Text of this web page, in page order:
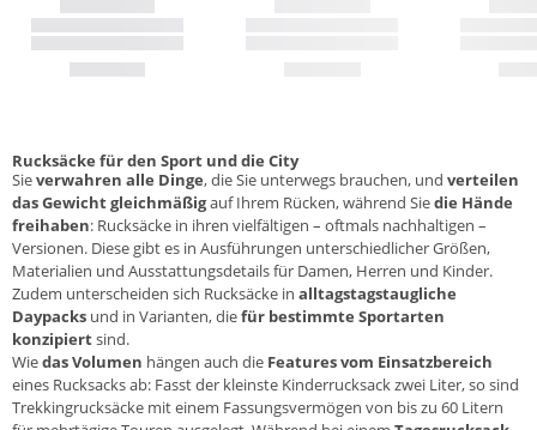
Rucksäcke für den Sport und die City
Sieverwahren alle Dinge, die Sie unterwegs brauchen, und verteilen
das Gewicht gleichmäßigauf Ihrem Rücken, während Siedie Hände
freihaben: Rucksäcke in ihren vielfältigen – oftmals nachhaltigen –
Versionen. Diese gibt es in Ausführungen unterschiedlicher Größen,
Materialien und Ausstattungsdetails für Damen, Herren und Kinder.
Zudem unterscheiden sich Rucksäcke in alltagstagstaugliche
Daypacks und in Varianten, diefür bestimmte Sportarten
konzipiertsind.
Wiedas Volumen hängen auch die Features vom Einsatzbereich
eines Rucksacks ab: Fasst der kleinste Kinderrucksack zwei Liter, so sind
Trekkingrucksäcke mit einem Fassungsvermögen von bis zu 60 Litern